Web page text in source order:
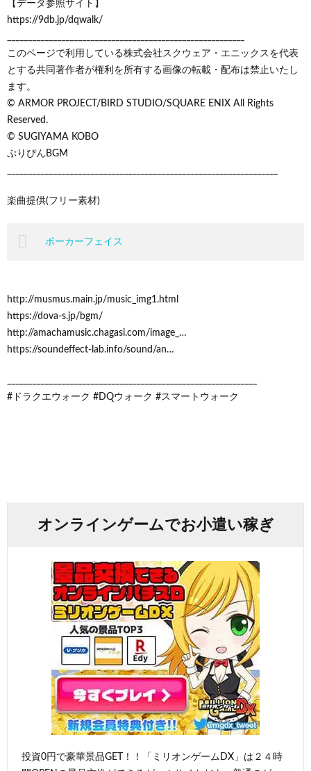
【データ参照サイト】
https://9db.jp/dqwalk/
このページで利用している株式会社スクウェア・エニックスを代表
とする共同著作者が権利を所有する画像の転載・配布は禁止いたし
ます。
© ARMOR PROJECT/BIRD STUDIO/SQUARE ENIX All Rights
Reserved.
© SUGIYAMA KOBO
ぷりぴんBGM
楽曲提供(フリー素材)
ポーカーフェイス
http://musmus.main.jp/music_img1.html
https://dova-s.jp/bgm/
http://amachamusic.chagasi.com/image_…
https://soundeffect-lab.info/sound/an…
#ドラクエウォーク #DQウォーク #スマートウォーク
オンラインゲームでお小遣い稼ぎ
投資0円で豪華景品GET！！「ミリオンゲームDX」は２４時